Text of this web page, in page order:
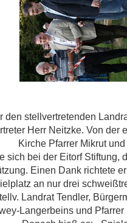
stellvertretenden
Herr Neitzke. Von
Kirche Pfarrer Mikrut
sich bei der Eitorf
Einen Dank richtete
an nur drei
Landrat Tendler,
Langerbeins und